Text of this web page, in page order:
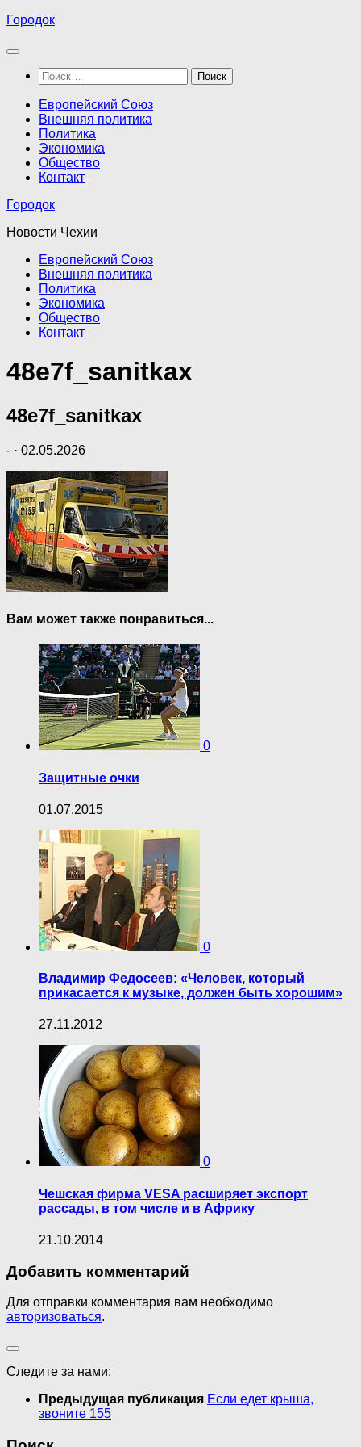
Перейти
содержимому
Городок
Найти:
Европейский Союз
Внешняя политика
Политика
Экономика
Общество
Контакт
Городок
Новости Чехии
Европейский Союз
Внешняя политика
Политика
Экономика
Общество
Контакт
48e7f_sanitkax
48e7f_sanitkax
- · 02.05.2026
Вам может также понравиться...
0
Защитные очки
01.07.2015
0
Владимир Федосеев: «Человек, который
прикасается к музыке, должен быть хорошим»
27.11.2012
0
Чешская фирма VESA расширяет экспорт
рассады, в том числе и в Африку
21.10.2014
Добавить комментарий
Для отправки комментария вам необходимо
авторизоваться.
Следите за нами:
Предыдущая публикация Если едет крыша,
звоните 155